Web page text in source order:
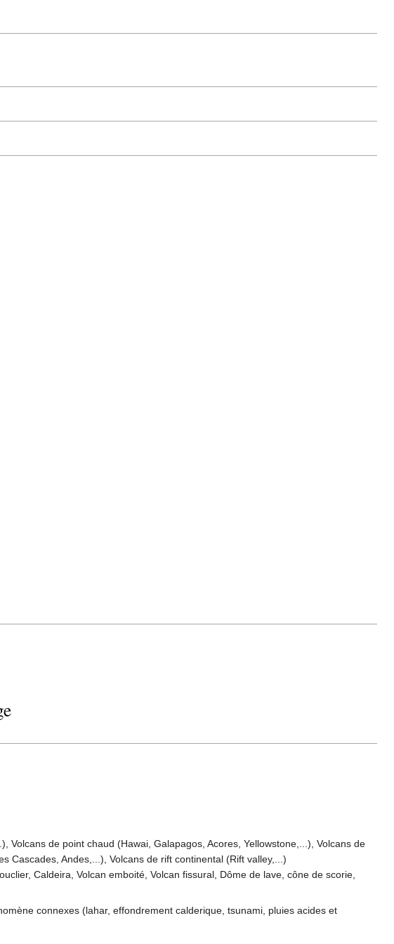
de point chaud (Hawai, Galapagos, Acores, Yellowstone,...), Volcans de
Cascades, Andes,...), Volcans de rift continental (Rift valley,...)
Caldeira, Volcan emboité, Volcan fissural, Dôme de lave, cône de scorie,
connexes (lahar, effondrement calderique, tsunami, pluies acides et